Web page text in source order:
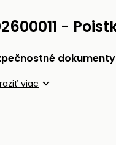
-
dokumenty
viac